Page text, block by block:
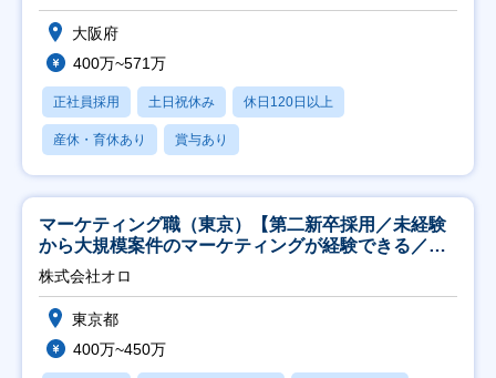
大阪府
400万~571万
正社員採用 土日祝休み 休日120日以上
産休・育休あり 賞与あり
マーケティング職（東京）【第二新卒採用／未経験
から大規模案件のマーケティングが経験できる／研
修充実】
株式会社オロ
東京都
400万~450万